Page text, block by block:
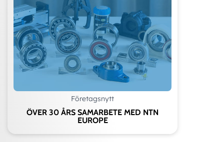
Företagsnytt
ÖVER 30 ÅRS SAMARBETE MED NTN
EUROPE